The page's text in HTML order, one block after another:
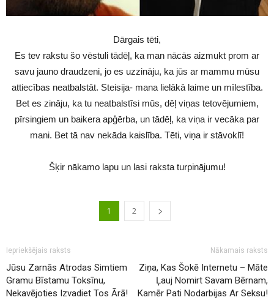
Dārgais tēti,
Es tev rakstu šo vēstuli tādēļ, ka man nācās aizmukt prom ar
savu jauno draudzeni, jo es uzzināju, ka jūs ar mammu mūsu
attiecības neatbalstāt. Steisija- mana lielākā laime un mīlestība.
Bet es zināju, ka tu neatbalstīsi mūs, dēļ viņas tetovējumiem,
pīrsingiem un baikera apģērba, un tādēļ, ka viņa ir vecāka par
mani. Bet tā nav nekāda kaislība. Tēti, viņa ir stāvoklī!
Šķir nākamo lapu un lasi raksta turpinājumu!
1 2
Iepriekšējais raksts
Jūsu Zarnās Atrodas Simtiem
Gramu Bīstamu Toksīnu,
Nekavējoties Izvadiet Tos Ārā!
Nākamais raksts
Ziņa, Kas Šokē Internetu – Māte
Ļauj Nomirt Savam Bērnam,
Kamēr Pati Nodarbijas Ar Seksu!